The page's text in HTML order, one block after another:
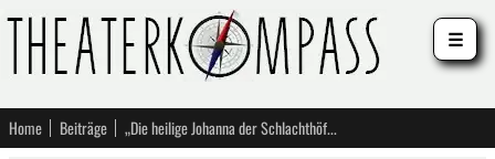
Home Beiträge „Die heilige Johanna der Schlachthöfe“ von Bertolt Brecht
☰